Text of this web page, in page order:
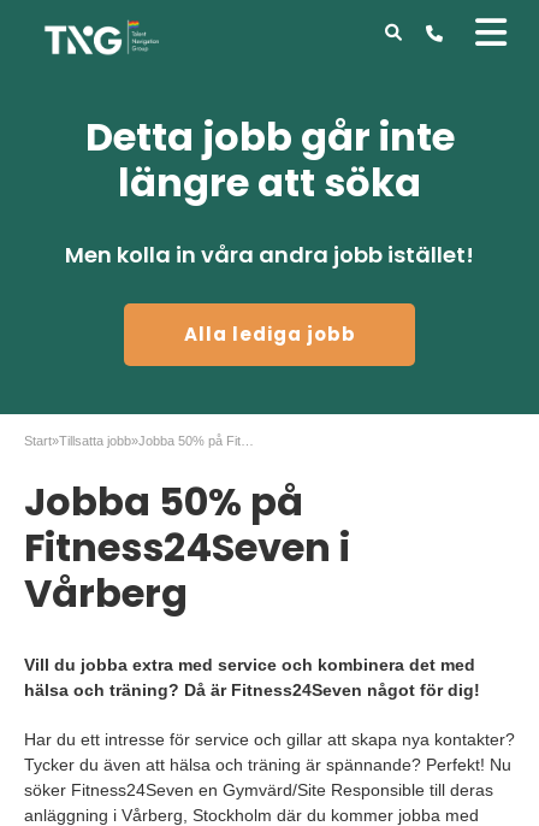
Detta jobb går inte
längre att söka
Men kolla in våra andra jobb istället!
Alla lediga jobb
Start»Tillsatta jobb»
Jobba 50% på
Fitness24Seven i
Vårberg
Vill du jobba extra med service och kombinera det med
hälsa och träning? Då är Fitness24Seven något för dig!
Har du ett intresse för service och gillar att skapa nya kontakter?
Tycker du även att hälsa och träning är spännande? Perfekt! Nu
söker Fitness24Seven en Gymvärd/Site Responsible till deras
anläggning i Vårberg, Stockholm där du kommer jobba med